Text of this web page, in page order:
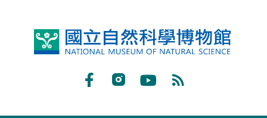
國